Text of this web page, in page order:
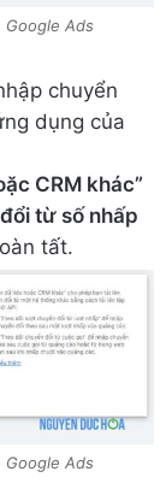
Google Ads
chuyển
dụng của
CRM khác”
từ số nhấp
tất.
Google Ads